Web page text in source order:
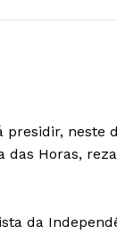
neste
Horas,
da